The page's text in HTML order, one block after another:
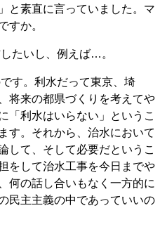
と素直に言っていました。マ
すか。
たいし、例えば…。
す。利水だって東京、埼
将来の都県づくりを考えてや
「利水はいらない」というこ
す。それから、治水において
して、そして必要だというこ
をして治水工事を今日までや
何の話し合いもなく一方的に
民主主義の中であっていいの